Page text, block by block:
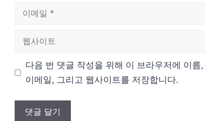
다음 번 댓글 작성을 위해 이 브라우저에 이름,
이메일, 그리고 웹사이트를 저장합니다.